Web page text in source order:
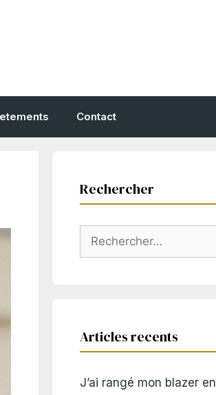
Contact
Rechercher
Rechercher :
Articles recents
J’ai rangé mon blazer en